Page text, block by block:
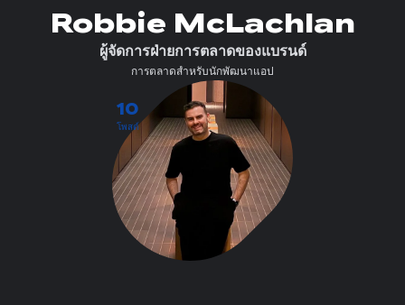
10
โพสต์
Robbie McLachlan
ผู้จัดการฝ่ายการตลาดของแบรนด์
การตลาดสำหรับนักพัฒนาแอป